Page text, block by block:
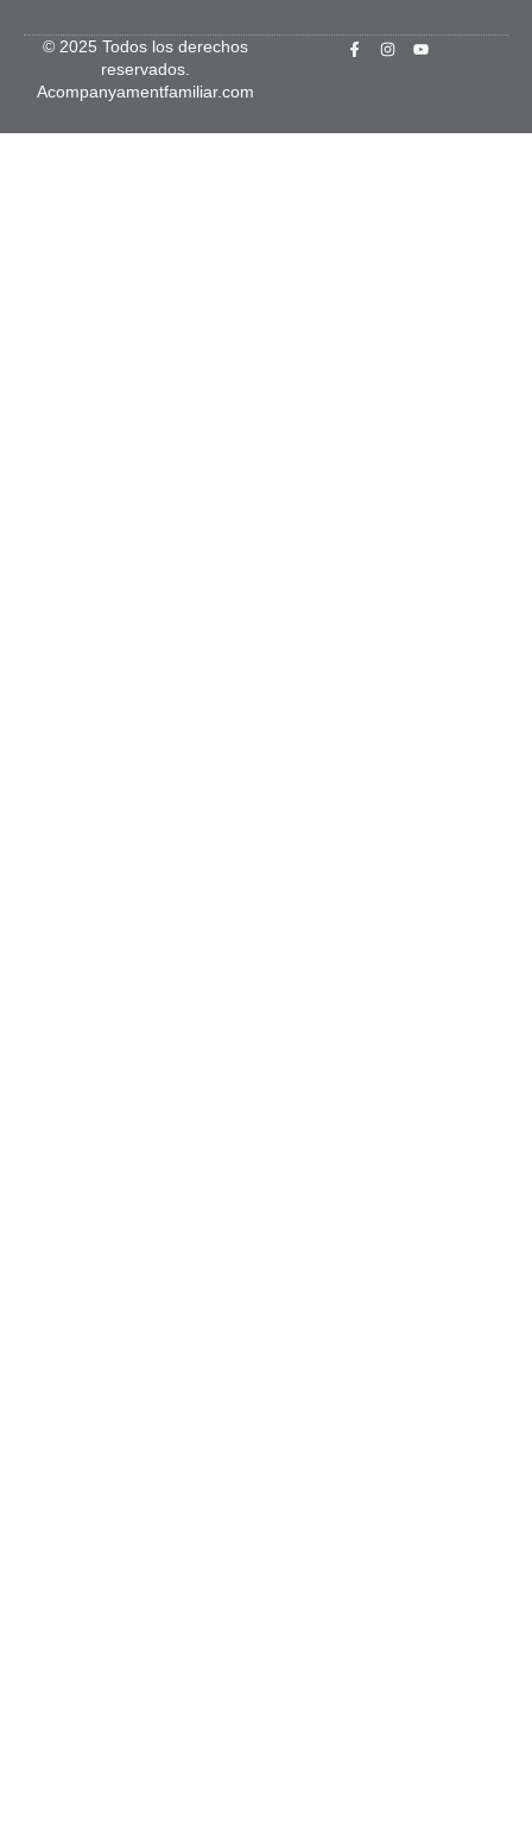
© 2025 Todos los derechos
reservados.
Acompanyamentfamiliar.com